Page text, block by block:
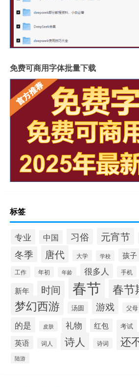
免费可商用字体批量下载
标签
专业 中国 习俗 元宵节
冬季 唐代 大学 学校 孩子
工作 年初 年龄 很多人 手机
新年 时间 春节 春节
梦幻西游 汤圆 游戏 父母
的是 皮肤 礼物 红包 考试
英语 词人 诗人 诗词 还
陆游